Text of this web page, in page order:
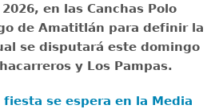
en las Canchas Polo
de Amatitlán para definir la
se disputará este domingo
y Los Pampas.
fiesta se espera en la Media